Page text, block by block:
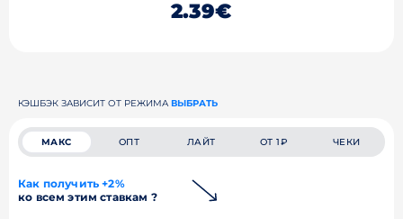
2.39€
КЭШБЭК ЗАВИСИТ ОТ РЕЖИМА ВЫБРАТЬ
МАКС ОПТ ЛАЙТ ОТ 1₽ ЧЕКИ
Как получить +2%
ко всем этим ставкам ?